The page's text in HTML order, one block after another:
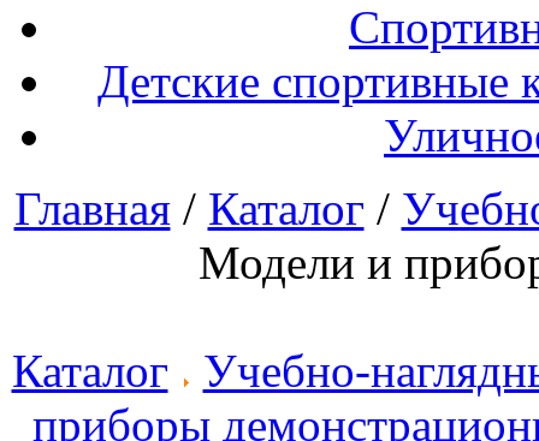
Детские спортивные
Главная/ Каталог /
Модели и
Каталог
Учебно-
приборы